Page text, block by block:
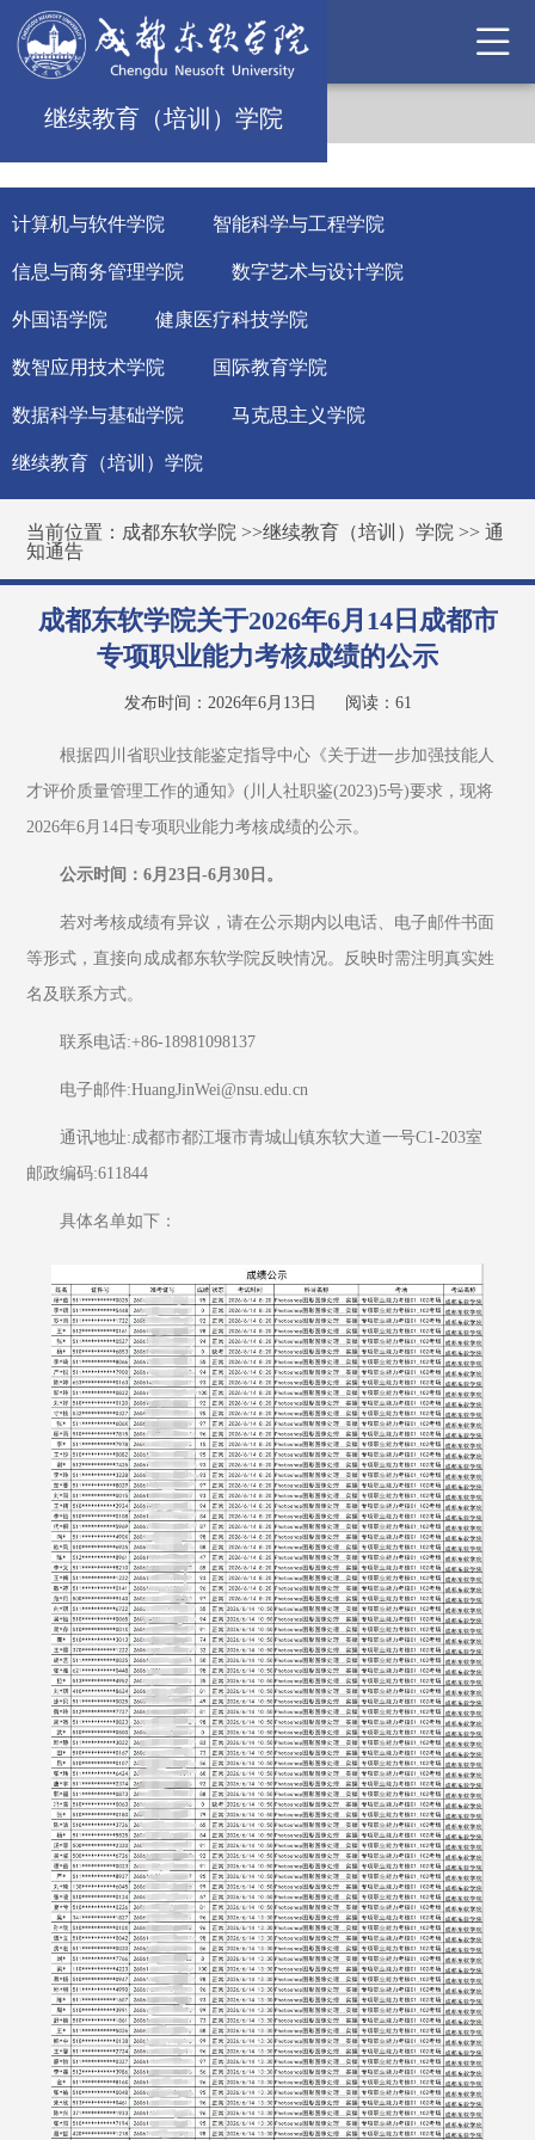
继续教育（培训）学院
计算机与软件学院 智能科学与工程学院
信息与商务管理学院 数字艺术与设计学院
外国语学院 健康医疗科技学院
数智应用技术学院 国际教育学院
数据科学与基础学院 马克思主义学院
继续教育（培训）学院
当前位置： 成都东软学院 >>继续教育（培训）学院 >>通
知通告
成都东软学院关于2026年6月14日成都市
专项职业能力考核成绩的公示
发布时间：2026年6月13日 阅读： 61
根据四川省职业技能鉴定指导中心《关于进一步加强技能人
才评价质量管理工作的通知》(川人社职鉴(2023)5号)要求，现将
2026年6月14日专项职业能力考核成绩的公示。
公示时间：6月23日-6月30日。
若对考核成绩有异议，请在公示期内以电话、电子邮件书面
等形式，直接向成成都东软学院反映情况。反映时需注明真实姓
名及联系方式。
联系电话:+86-18981098137
电子邮件:HuangJinWei@nsu.edu.cn
通讯地址:成都市都江堰市青城山镇东软大道一号C1-203室
邮政编码:611844
具体名单如下：